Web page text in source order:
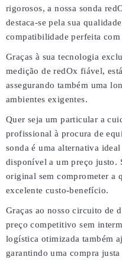
rigorosos, a nossa sonda
destaca-se pela sua
compatibilidade perfeita com
Graças à sua tecnologia
medição de redOx fiável,
assegurando também uma
ambientes exigentes.
Quer seja um particular a
profissional à procura de
sonda é uma alternativa
disponível a umpreço justo.
original sem comprometer a
excelente custo-benefício.
Graças ao nossocircuito de
preço competitivo sem
logística otimizada também
garantindo umacompra justa